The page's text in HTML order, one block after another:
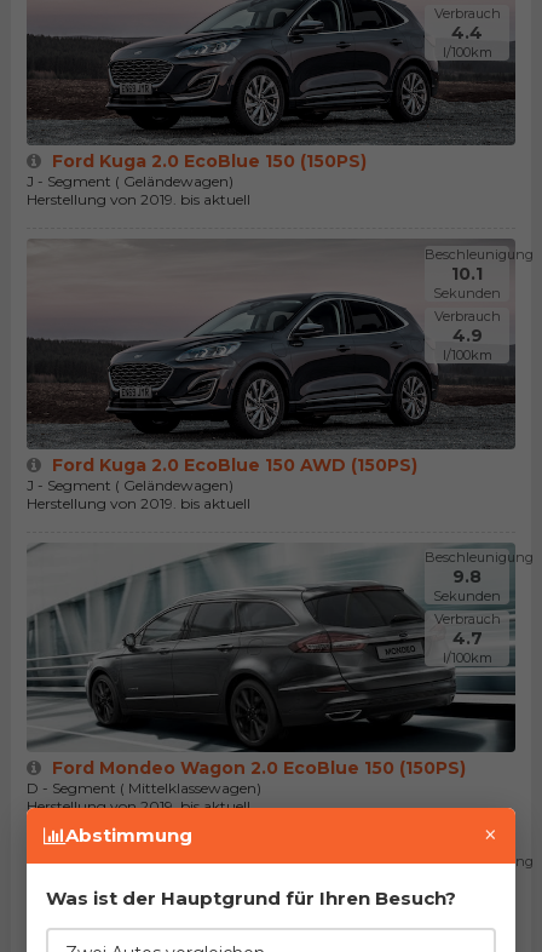
Verbrauch
4.4
l/100km
Ford Kuga 2.0 EcoBlue 150 (150PS)
J - Segment ( Geländewagen)
Herstellung von 2019. bis aktuell
Beschleunigung
10.1
Sekunden
Verbrauch
4.9
l/100km
Ford Kuga 2.0 EcoBlue 150 AWD (150PS)
J - Segment ( Geländewagen)
Herstellung von 2019. bis aktuell
Beschleunigung
9.8
Sekunden
Verbrauch
4.7
l/100km
Ford Mondeo Wagon 2.0 EcoBlue 150 (150PS)
D - Segment ( Mittelklassewagen)
Herstellung von 2019. bis aktuell
Beschleunigung
Sekunden
Abstimmung ×
Was ist der Hauptgrund für Ihren Besuch?